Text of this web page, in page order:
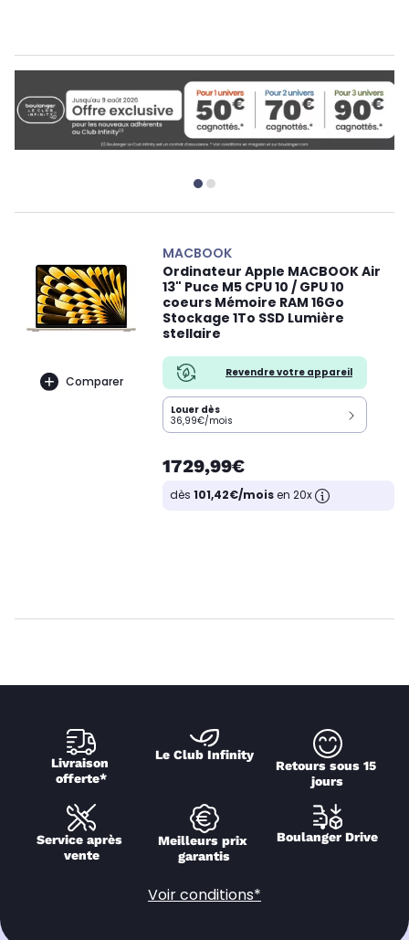
Comparer
MACBOOK
Ordinateur Apple MACBOOK Air
13" Puce M5 CPU 10 / GPU 10
coeurs Mémoire RAM 16Go
Stockage 1To SSD Lumière
stellaire
Revendre votre appareil
Louer dès
36,99€/mois
1729,99€
dès 101,42€/moisen 20x
Livraison
offerte*
Le Club Infinity
Retours sous 15
jours
Service après
vente
Meilleurs prix
garantis
Boulanger Drive
Voir conditions*